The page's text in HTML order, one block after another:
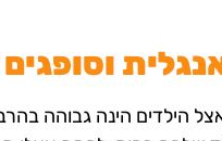
הילדים הינה גבוהה